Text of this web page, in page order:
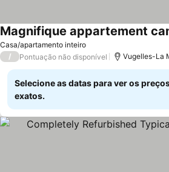
Casa/apartamento inteiro
/ Pontuação não disponível
Selecione as datas para ver os
exatos.